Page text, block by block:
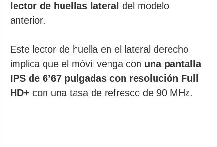
lector de huellas lateral del modelo
anterior.
Este lector de huella en el lateral derecho
implica que el móvil venga con una pantalla
IPS de 6’67 pulgadas con resolución Full
HD+ con una tasa de refresco de 90 MHz.